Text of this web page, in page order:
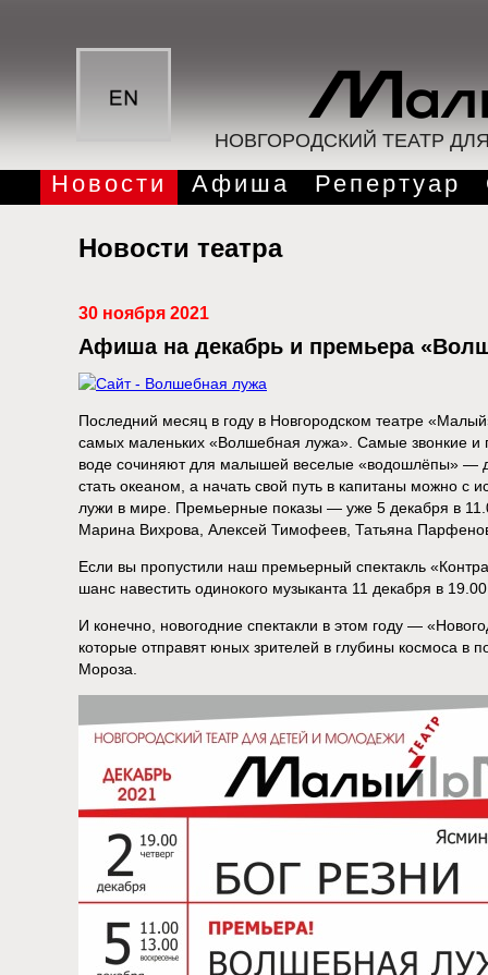
НОВГОРОДСКИЙ ТЕАТР
Новости Афиша Репертуар
Новости театра
30 ноября 2021
Афиша на декабрь и премьера
Последний месяц в году в Новгородском театре
самых маленьких «Волшебная лужа». Самые звонкие и
воде сочиняют для малышей веселые «водошлёпы» —
стать океаном, а начать свой путь в капитаны можно с
лужи в мире. Премьерные показы — уже 5 декабря в
Марина Вихрова, Алексей Тимофеев, Татьяна
Если вы пропустили наш премьерный спектакль
шанс навестить одинокого музыканта 11 декабря в
И конечно, новогодние спектакли в этом году —
которые отправят юных зрителей в глубины космоса в
Мороза.